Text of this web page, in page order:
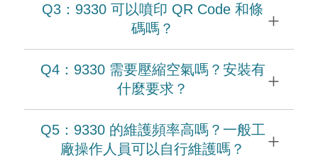
Q3：9330 可以噴印 QR Code 和條
碼嗎？
+
Q4：9330 需要壓縮空氣嗎？安裝有
什麼要求？
+
Q5：9330 的維護頻率高嗎？一般工
廠操作人員可以自行維護嗎？
+